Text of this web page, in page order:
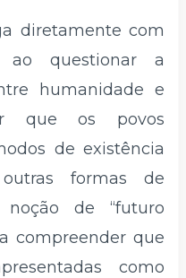
diretamente com
ao questionar a
humanidade e
que os povos
de existência
formas de
de “futuro
compreender que
como